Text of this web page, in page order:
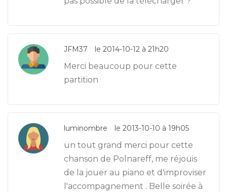
JFM37 le 2014-10-12 à 21h20
Merci beaucoup pour cette
partition
luminombre le 2013-10-10 à 19h05
un tout grand merci pour cette
chanson de Polnareff, me réjouis
de la jouer au piano et d'improviser
l'accompagnement . Belle soirée à